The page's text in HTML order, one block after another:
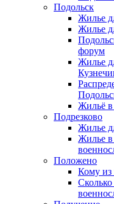
Подольск
Жилье
Жилье
форум
Жилье
Жильё в
Подрезково
Жилье
Жилье в
Положено
Кому из